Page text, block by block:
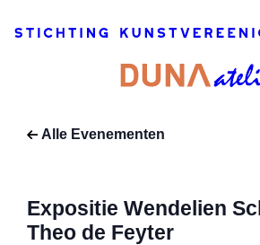
Alle Evenementen
april,
is voorbij.
Expositie Wendelien
Theo de Feyter